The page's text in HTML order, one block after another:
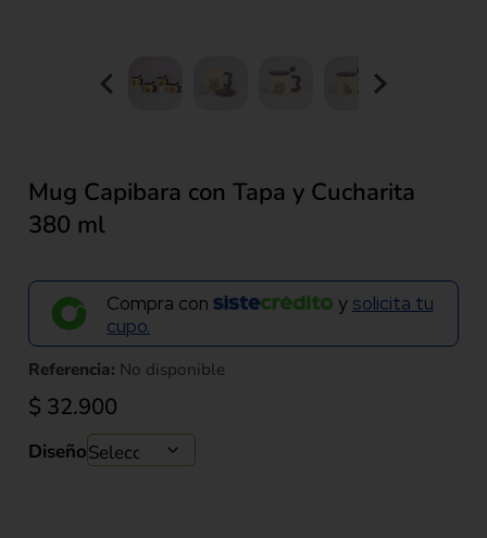
Mug Capibara con Tapa y Cucharita
380 ml
Compra con y solicita tu
cupo.
Referencia: No disponible
$ 32.900
Diseño